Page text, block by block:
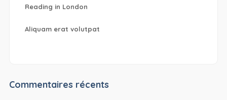
Reading in London
Aliquam erat volutpat
Commentaires récents